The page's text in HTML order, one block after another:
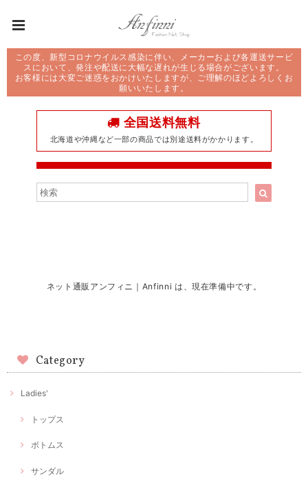
この度、新型コロナウイルス感染に伴い、メーカーおよび各運送サービ
スにおいて、発注や配送に大幅な遅れが生じる場合がございます。
お客様には大変ご迷惑をおかけいたしますが、ご理解のほどよろしくお
願いいたします。
全国送料無料
北海道や沖縄など一部の商品では別途送料がかかります。
ネット通販アンフィニ｜Anfinni は、現在準備中です。
Category
Ladies'
トップス
ボトムス
サンダル